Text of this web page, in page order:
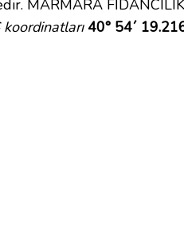
MARMARA
koordinatları 40° 54´